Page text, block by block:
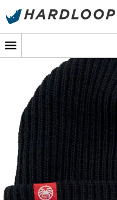
Promos d'été 🔥 -5 %